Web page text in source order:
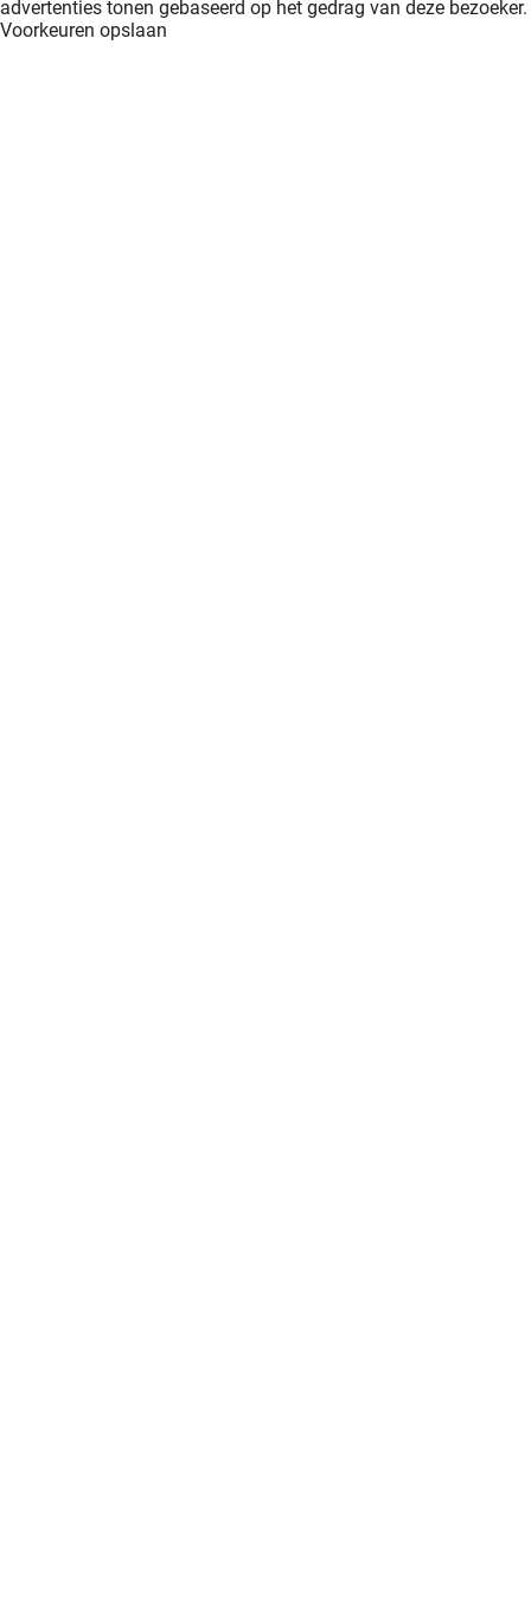
advertenties tonen gebaseerd op het gedrag van deze bezoeker.
Voorkeuren opslaan